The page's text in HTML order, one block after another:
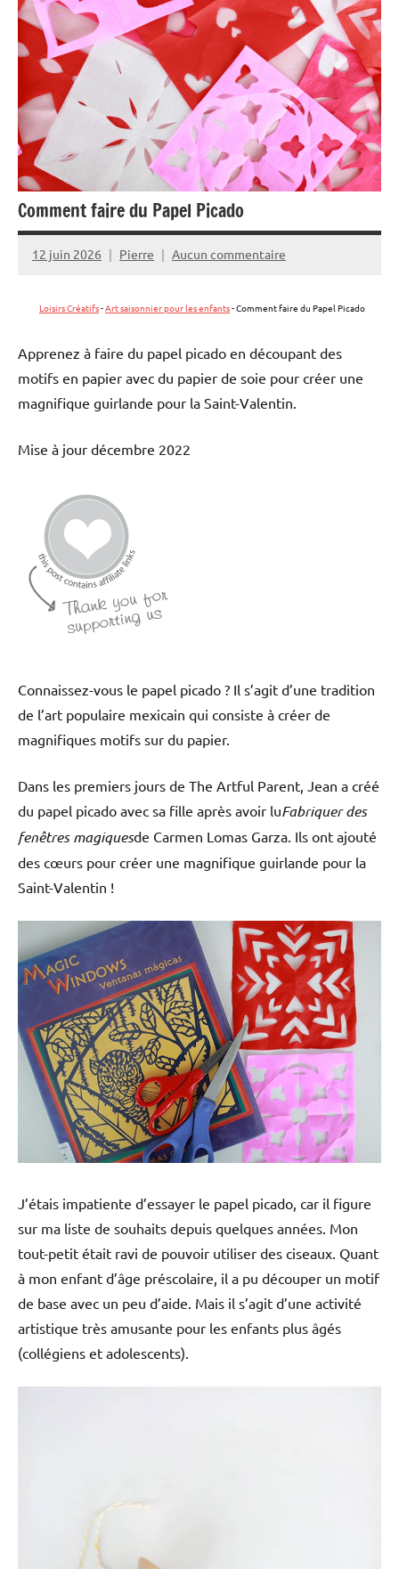
Comment faire du Papel Picado
12 juin 2026 Pierre Aucun commentaire
Loisirs Créatifs-Art saisonnier pour les enfants-Comment faire du Papel Picado
Apprenez à faire du papel picado en découpant des
motifs en papier avec du papier de soie pour créer une
magnifique guirlande pour la Saint-Valentin.
Mise à jour décembre 2022
Connaissez-vous le papel picado ? Il s’agit d’une tradition
de l’art populaire mexicain qui consiste à créer de
magnifiques motifs sur du papier.
Dans les premiers jours de The Artful Parent, Jean a créé
du papel picado avec sa fille après avoir luFabriquer des
fenêtres magiquesde Carmen Lomas Garza. Ils ont ajouté
des cœurs pour créer une magnifique guirlande pour la
Saint-Valentin !
J’étais impatiente d’essayer le papel picado, car il figure
sur ma liste de souhaits depuis quelques années. Mon
tout-petit était ravi de pouvoir utiliser des ciseaux. Quant
à mon enfant d’âge préscolaire, il a pu découper un motif
de base avec un peu d’aide. Mais il s’agit d’une activité
artistique très amusante pour les enfants plus âgés
(collégiens et adolescents).